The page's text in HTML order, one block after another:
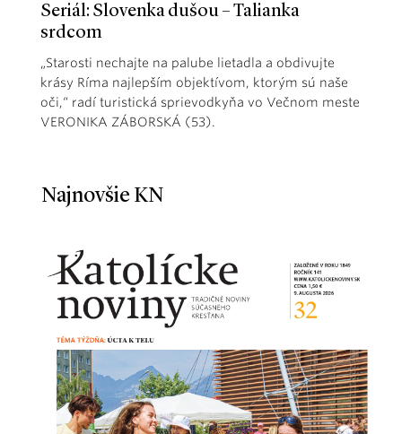
Seriál: Slovenka dušou – Talianka
srdcom
„Starosti nechajte na palube lietadla a obdivujte
krásy Ríma najlepším objektívom, ktorým sú naše
oči,“ radí turistická sprievodkyňa vo Večnom meste
VERONIKA ZÁBORSKÁ (53).
Najnovšie KN